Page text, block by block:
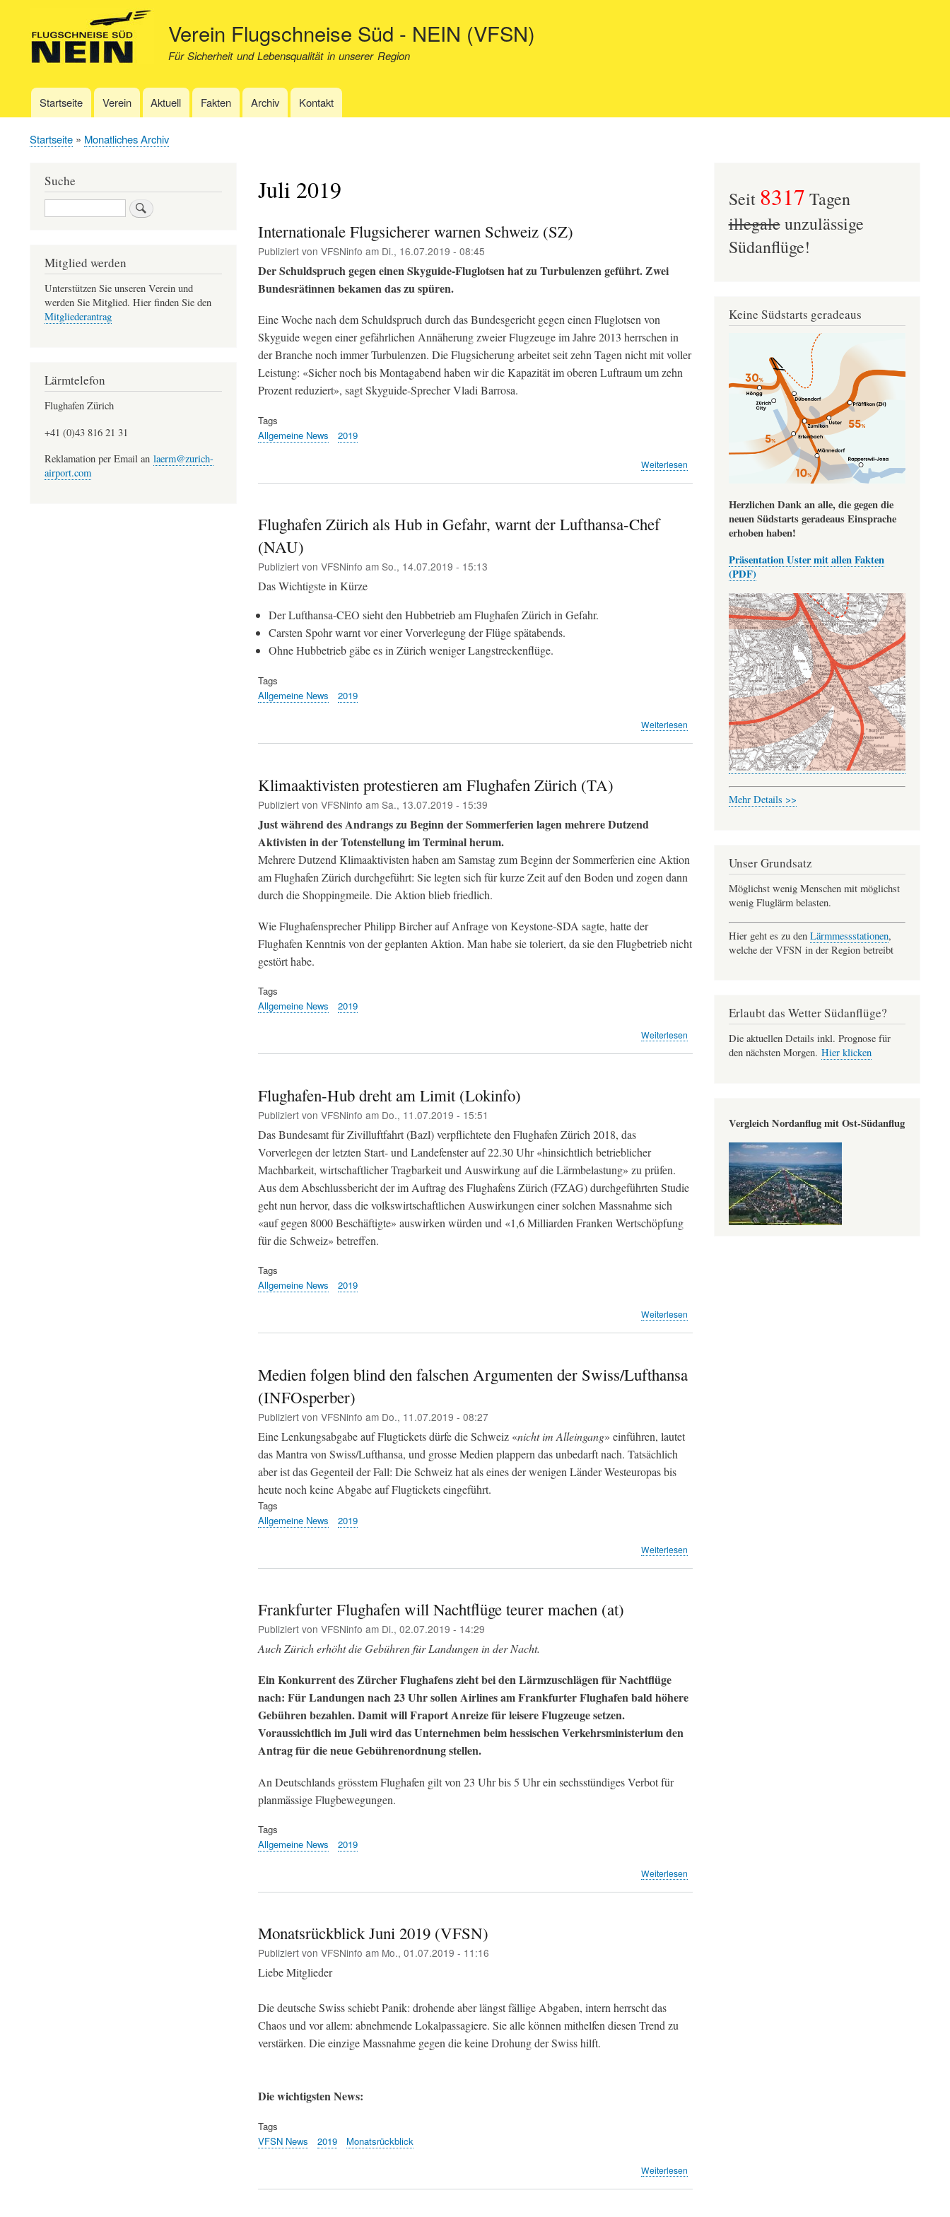
zum
Inhalt
Verein Flugschneise Süd - NEIN (VFSN)
Für Sicherheit und Lebensqualität in unserer Region
Hauptnavigation
Startseite Verein Aktuell Fakten Archiv Kontakt
Pfadnavigation
Startseite Monatliches Archiv
Juli 2019
Internationale Flugsicherer warnen Schweiz (SZ)
Publiziert von VFSNinfo am Di., 16.07.2019 - 08:45
Der Schuldspruch gegen einen Skyguide-Fluglotsen hat zu Turbulenzen geführt. Zwei
Bundesrätinnen bekamen das zu spüren.
Eine Woche nach dem Schuldspruch durch das Bundesgericht gegen einen Fluglotsen von
Skyguide wegen einer gefährlichen Annäherung zweier Flugzeuge im Jahre 2013 herrschen in
der Branche noch immer Turbulenzen. Die Flugsicherung arbeitet seit zehn Tagen nicht mit voller
Leistung: «Sicher noch bis Montagabend haben wir die Kapazität im oberen Luftraum um zehn
Prozent reduziert», sagt Skyguide-Sprecher Vladi Barrosa.
Tags
Allgemeine News
2019
Weiterlesen
Flughafen Zürich als Hub in Gefahr, warnt der Lufthansa-Chef
(NAU)
Publiziert von VFSNinfo am So., 14.07.2019 - 15:13
Das Wichtigste in Kürze
Der Lufthansa-CEO sieht den Hubbetrieb am Flughafen Zürich in Gefahr.
Carsten Spohr warnt vor einer Vorverlegung der Flüge spätabends.
Ohne Hubbetrieb gäbe es in Zürich weniger Langstreckenflüge.
Tags
Allgemeine News
2019
Weiterlesen
Chef
Klimaaktivisten protestieren am Flughafen Zürich (TA)
Publiziert von VFSNinfo am Sa., 13.07.2019 - 15:39
Just während des Andrangs zu Beginn der Sommerferien lagen mehrere Dutzend
Aktivisten in der Totenstellung im Terminal herum.
Mehrere Dutzend Klimaaktivisten haben am Samstag zum Beginn der Sommerferien eine Aktion
am Flughafen Zürich durchgeführt: Sie legten sich für kurze Zeit auf den Boden und zogen dann
durch die Shoppingmeile. Die Aktion blieb friedlich.
Wie Flughafensprecher Philipp Bircher auf Anfrage von Keystone-SDA sagte, hatte der
Flughafen Kenntnis von der geplanten Aktion. Man habe sie toleriert, da sie den Flugbetrieb nicht
gestört habe.
Tags
Allgemeine News
2019
Weiterlesen
Klimaaktivisten
Flughafen-Hub dreht am Limit (Lokinfo)
Publiziert von VFSNinfo am Do., 11.07.2019 - 15:51
Das Bundesamt für Zivilluftfahrt (Bazl) verpflichtete den Flughafen Zürich 2018, das
Vorverlegen der letzten Start- und Landefenster auf 22.30 Uhr «hinsichtlich betrieblicher
Machbarkeit, wirtschaftlicher Tragbarkeit und Auswirkung auf die Lärmbelastung» zu prüfen.
Aus dem Abschlussbericht der im Auftrag des Flughafens Zürich (FZAG) durchgeführten Studie
geht nun hervor, dass die volkswirtschaftlichen Auswirkungen einer solchen Massnahme sich
«auf gegen 8000 Beschäftigte» auswirken würden und «1,6 Milliarden Franken Wertschöpfung
für die Schweiz» betreffen.
Tags
Allgemeine News
2019
Weiterlesen
Medien folgen blind den falschen Argumenten der Swiss/Lufthansa
(INFOsperber)
Publiziert von VFSNinfo am Do., 11.07.2019 - 08:27
Eine Lenkungsabgabe auf Flugtickets dürfe die Schweiz «nicht im Alleingang» einführen, lautet
das Mantra von Swiss/Lufthansa, und grosse Medien plappern das unbedarft nach. Tatsächlich
aber ist das Gegenteil der Fall: Die Schweiz hat als eines der wenigen Länder Westeuropas bis
heute noch keine Abgabe auf Flugtickets eingeführt.
Tags
Allgemeine News
2019
Weiterlesen
Frankfurter Flughafen will Nachtflüge teurer machen (at)
Publiziert von VFSNinfo am Di., 02.07.2019 - 14:29
Auch Zürich erhöht die Gebühren für Landungen in der Nacht.
Ein Konkurrent des Zürcher Flughafens zieht bei den Lärmzuschlägen für Nachtflüge
nach: Für Landungen nach 23 Uhr sollen Airlines am Frankfurter Flughafen bald höhere
Gebühren bezahlen. Damit will Fraport Anreize für leisere Flugzeuge setzen.
Voraussichtlich im Juli wird das Unternehmen beim hessischen Verkehrsministerium den
Antrag für die neue Gebührenordnung stellen.
An Deutschlands grösstem Flughafen gilt von 23 Uhr bis 5 Uhr ein sechsstündiges Verbot für
planmässige Flugbewegungen.
Tags
Allgemeine News
2019
Weiterlesen
Monatsrückblick Juni 2019 (VFSN)
Publiziert von VFSNinfo am Mo., 01.07.2019 - 11:16
Liebe Mitglieder
Die deutsche Swiss schiebt Panik: drohende aber längst fällige Abgaben, intern herrscht das
Chaos und vor allem: abnehmende Lokalpassagiere. Sie alle können mithelfen diesen Trend zu
verstärken. Die einzige Massnahme gegen die keine Drohung der Swiss hilft.
Die wichtigsten News:
Tags
VFSN News
2019 Monatsrückblick
Weiterlesen
Suche
Suche
Mitglied werden
Unterstützen Sie unseren Verein und
werden Sie Mitglied. Hier finden Sie den
Mitgliederantrag
Lärmtelefon
Flughafen Zürich
+41 (0)43 816 21 31
Reklamation per Email an laerm@zurich-
airport.com
Seit 8317 Tagen
illegaleunzulässige
Südanflüge!
Keine Südstarts geradeaus
Herzlichen Dank an alle, die gegen die
neuen Südstarts geradeaus Einsprache
erhoben haben!
Präsentation Uster mit allen Fakten
(PDF)
Mehr Details >>
Unser Grundsatz
Möglichst wenig Menschen mit möglichst
wenig Fluglärm belasten.
Hier geht es zu den Lärmmessstationen,
welche der VFSN in der Region betreibt
Erlaubt das Wetter Südanflüge?
Die aktuellen Details inkl. Prognose für
den nächsten Morgen. Hier klicken
Vergleich Nordanflug mit Ost-Südanflug